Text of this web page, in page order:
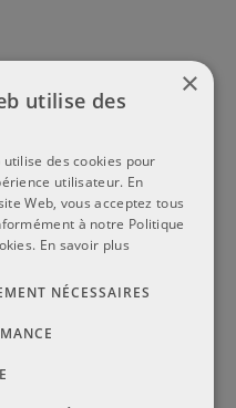
×
utilise des
des cookies pour
utilisateur. En
Web, vous acceptez tous
à notre Politique
En savoir plus
NÉCESSAIRES